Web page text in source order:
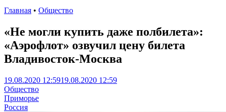
Главная • Общество
«Не могли купить даже полбилета»:
«Аэрофлот» озвучил цену билета
Владивосток-Москва
19.08.2020 12:5919.08.2020 12:59
Общество
Приморье
Россия